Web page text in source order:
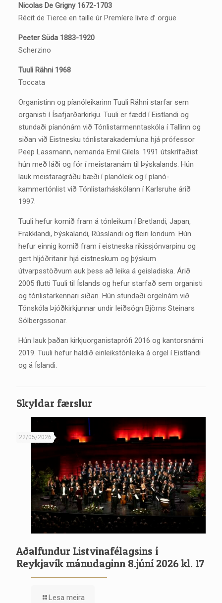
Nicolas De Grigny 1672-1703
Récit de Tierce en taille úr Premíere livre d’ orgue
Peeter Süda 1883-1920
Scherzino
Tuuli Rähni 1968
Toccata
Organistinn og píanóleikarinn Tuuli Rähni starfar sem
organisti í Ísafjarðarkirkju. Tuuli er fædd í Eistlandi og
stundaði píanónám við Tónlistarmenntaskóla í Tallinn og
siðan við Eistnesku tónlistarakademíuna hjá prófessor
Peep Lassmann, nemanda Emil Gilels. 1991 útskrífaðist
hún með láði og fór í meistaranám til Þýskalands. Hún
lauk meistaragráðu bæði í píanóleik og í píanó-
kammertónlist við Tónlistarháskólann í Karlsruhe árið
1997.
Tuuli hefur komið fram á tónleikum í Bretlandi, Japan,
Frakklandi, Þýskalandi, Rússlandi og fleiri löndum. Hún
hefur einnig komið fram í eistneska ríkissjónvarpinu og
gert hljóðritanir hjá eistneskum og þýskum
útvarpsstöðvum auk þess að leika á geisladiska. Árið
2005 flutti Tuuli til Íslands og hefur starfað sem organisti
og tónlistarkennari siðan. Hún stundaði orgelnám við
Tónskóla Þjóðkirkjunnar undir leiðsögn Björns Steinars
Sólbergssonar.
Hún lauk þaðan kirkjuorganistaprófi 2016 og kantorsnámi
2019. Tuuli hefur haldið einleikstónleika á orgel í Eistlandi
og á Íslandi.
Skyldar færslur
22/05/2026
Aðalfundur Listvinafélagsins í
Reykjavík mánudaginn 8.júní 2026 kl. 17
Lesa meira